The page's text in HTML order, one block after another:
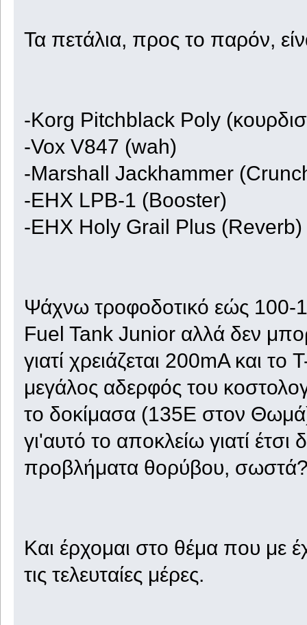
Τα πετάλια, προς το παρόν,
-Korg Pitchblack Poly
-Vox V847 (wah)
-Marshall Jackhammer
-EHX LPB-1 (Booster)
-EHX Holy Grail Plus (Reverb)
Ψάχνω τροφοδοτικό εώς 100-
Fuel Tank Junior αλλά δεν
γιατί χρειάζεται 200mA και
μεγάλος αδερφός του
το δοκίμασα (135Ε στον
γι'αυτό το αποκλείω γιατί
προβλήματα θορύβου,
Και έρχομαι στο θέμα που με
τις τελευταίες μέρες.